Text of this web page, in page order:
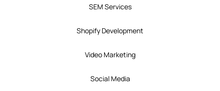
SEM Services
Shopify Development
Video Marketing
Social Media